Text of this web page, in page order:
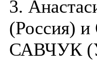
3.
(Россия) и
САВЧУК